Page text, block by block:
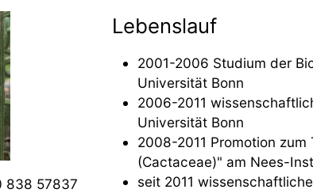
838 57837
Lebenslauf
2001-2006 Studium der
Universität Bonn
2006-2011
Universität Bonn
2008-2011 Promotion
(Cactaceae)" am Nees-
seit 2011